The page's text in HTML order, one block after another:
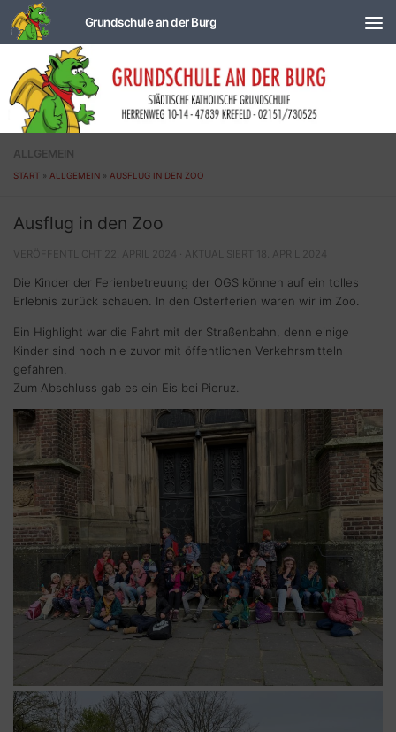
Zum Inhalt springen
ALLGEMEIN
START » ALLGEMEIN » AUSFLUG IN DEN ZOO
Ausflug in den Zoo
VERÖFFENTLICHT 22. APRIL 2024 · AKTUALISIERT 18. APRIL 2024
Die Kinder der Ferienbetreuung der OGS können auf ein tolles
Erlebnis zurück schauen. In den Osterferien waren wir im Zoo.
Ein Highlight war die Fahrt mit der Straßenbahn, denn einige
Kinder sind noch nie zuvor mit öffentlichen Verkehrsmitteln
gefahren.
Zum Abschluss gab es ein Eis bei Pieruz.